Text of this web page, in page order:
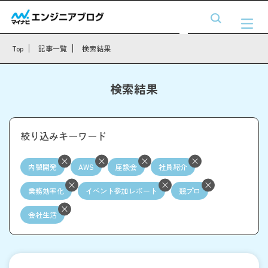
Top 記事一覧 検索結果
検索結果
絞り込みキーワード
内製開発 AWS 座談会 社員紹介
業務効率化 イベント参加レポート 競プロ
会社生活